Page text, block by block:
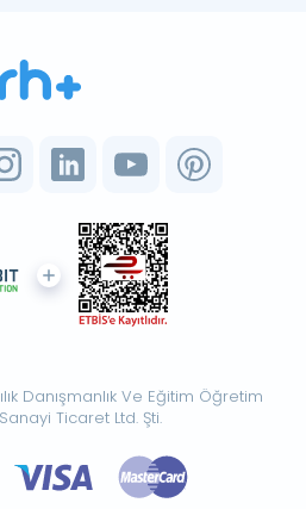
Danışmanlık Ve Eğitim Öğretim
Ticaret Ltd. Şti.